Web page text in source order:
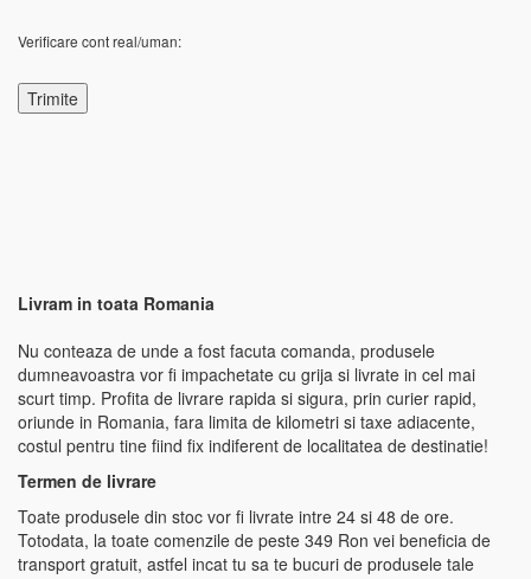
Verificare cont real/uman:
Livram in toata Romania
Nu conteaza de unde a fost facuta comanda, produsele
dumneavoastra vor fi impachetate cu grija si livrate in cel mai
scurt timp. Profita de livrare rapida si sigura, prin curier rapid,
oriunde in Romania, fara limita de kilometri si taxe adiacente,
costul pentru tine fiind fix indiferent de localitatea de destinatie!
Termen de livrare
Toate produsele din stoc vor fi livrate intre 24 si 48 de ore.
Totodata, la toate comenzile de peste 349 Ron vei beneficia de
transport gratuit, astfel incat tu sa te bucuri de produsele tale